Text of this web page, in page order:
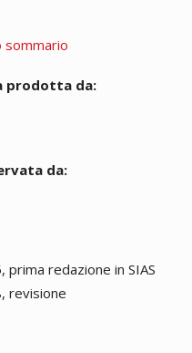
sommario
prodotta da:
da:
redazione in SIAS
revisione